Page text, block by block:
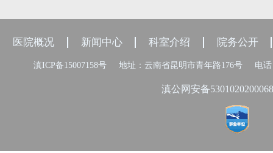
医院概况 新闻中心 科室介绍 院务公开
滇ICP备15007158号 地址：云南省昆明市青年路176号 电话
滇公网安备